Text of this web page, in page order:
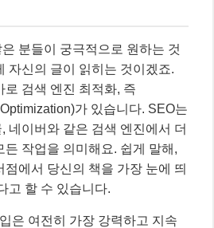
분들이 궁극적으로 원하는 것
자신의 글이 읽히는 것이겠죠.
로 검색 엔진 최적화, 즉
가 있습니다. SEO는
네이버와 같은 검색 엔진에서 더
든 작업을 의미해요. 쉽게 말해,
에서 당신의 책을 가장 눈에 띄
고 할 수 있습니다.
은 여전히 가장 강력하고 지속